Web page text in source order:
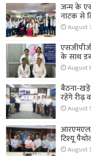
जन्म के
नाटक से
August
के साथ
August
बैठना-खड़े
रहेंगे रीढ़
August
टिश्यू
August